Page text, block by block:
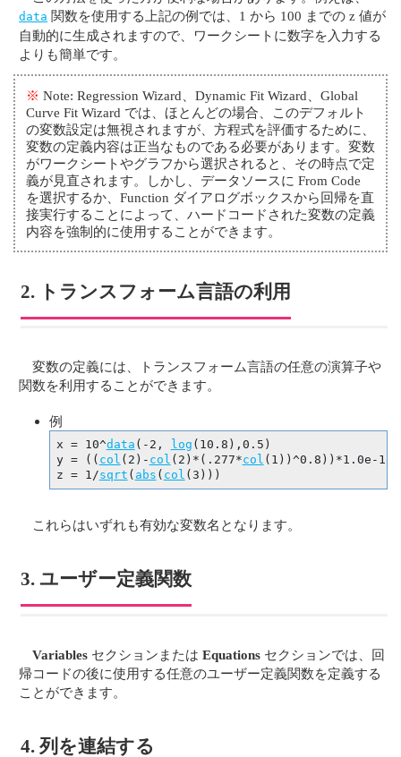
data 関数を使用する上記の例では、1 から 100 までの z 値が
自動的に生成されますので、ワークシートに数字を入力する
よりも簡単です。
※ Note: Regression Wizard、Dynamic Fit Wizard、Global
Curve Fit Wizard では、ほとんどの場合、このデフォルト
の変数設定は無視されますが、方程式を評価するために、
変数の定義内容は正当なものである必要があります。変数
がワークシートやグラフから選択されると、その時点で定
義が見直されます。しかし、データソースに From Code
を選択するか、Function ダイアログボックスから回帰を直
接実行することによって、ハードコードされた変数の定義
内容を強制的に使用することができます。
2. トランスフォーム言語の利用
変数の定義には、トランスフォーム言語の任意の演算子や
関数を利用することができます。
例
x = 10^data (-2, log (10.8),0.5)
y = (( col (2)- col (2)*(.277*col (1))^0.8))*1.0e-12
z = 1/sqrt ( abs ( col (3)))
これらはいずれも有効な変数名となります。
3. ユーザー定義関数
Variables セクションまたはEquations セクションでは、回
帰コードの後に使用する任意のユーザー定義関数を定義する
ことができます。
4. 列を連結する